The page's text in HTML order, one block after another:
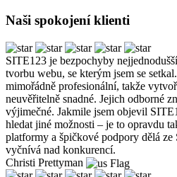
Naši spokojení klienti
SITE123 je bezpochyby
tvorbu webu, se kterým jsem se
mimořádně profesionální, takže
neuvěřitelně snadné. Jejich odborné
výjimečné. Jakmile jsem objevil
hledat jiné možnosti – je to opravdu
platformy a špičkové podpory dělá ze
vyčnívá nad konkurencí.
Christi Prettyman